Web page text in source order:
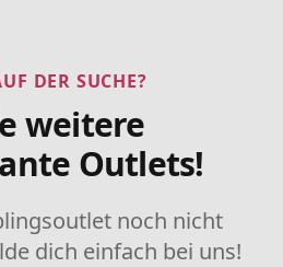
DER SUCHE?
weitere
Outlets!
noch nicht
dich einfach bei uns!